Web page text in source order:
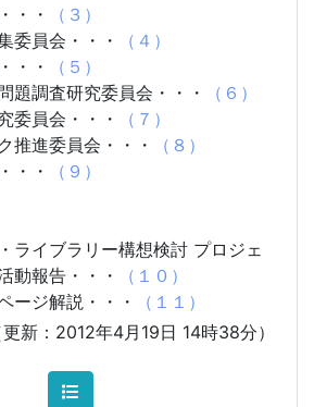
・・
（３）
委員会・・・
（４）
・・
（５）
題調査研究委員会・・・
（６）
委員会・・・
（７）
推進委員会・・・
（８）
・・
（９）
ライブラリー構想検討 プロジェ
動報告・・・
（１０）
ージ解説・・・
（１１）
更新：2012年4月19日 14時38分）